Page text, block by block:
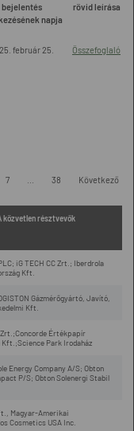
bejelentés
napja
rövid leírása
február 25. Összefoglaló
7 38 Következő
közvetlen résztvevők
iG TECH CC Zrt.; Iberdrola
Kft.
Gázmérőgyártó, Javító,
Kft.
Zrt.;Concorde Értékpapír
Park Irodaház
Energy Company A/S; Obton
P/S; Obton Solenergi Stabil
Magyar-Amerikai
Cosmetics USA Inc.